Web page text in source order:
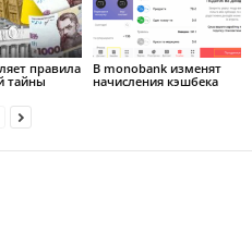
правила
тайны
В monobank изменят
начисления кэшбека